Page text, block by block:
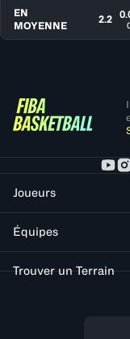
EN
MOYENNE
2.2
Joueurs
Équipes
Trouver un Terrain